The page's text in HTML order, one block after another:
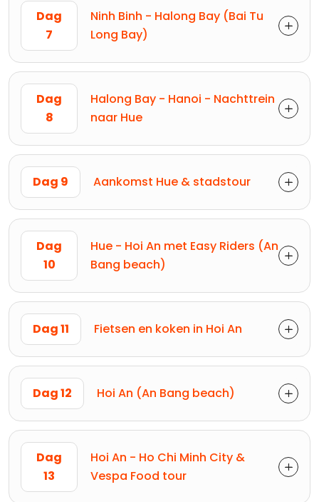
Dag
7
Ninh Binh - Halong Bay (Bai Tu
Long Bay)
Dag
8
Halong Bay - Hanoi - Nachttrein
naar Hue
Dag 9 Aankomst Hue & stadstour
Dag
10
Hue - Hoi An met Easy Riders (An
Bang beach)
Dag 11 Fietsen en koken in Hoi An
Dag 12 Hoi An (An Bang beach)
Dag
13
Hoi An - Ho Chi Minh City &
Vespa Food tour